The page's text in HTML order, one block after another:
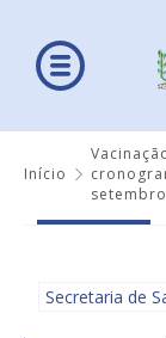
Início
setembro
Secretaria de